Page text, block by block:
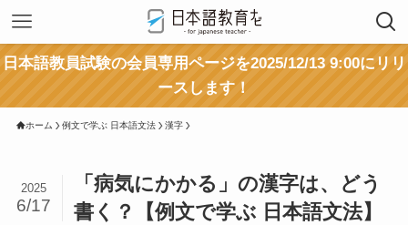
日本語教員試験の会員専用ページを2025/12/13 9:00にリリ
ースします！
ホーム 例文で学ぶ 日本語文法 漢字
「病気にかかる」の漢字は、どう
書く？【例文で学ぶ 日本語文法】
2025
6/17